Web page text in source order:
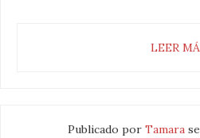
LEER
Publicado por Tamara